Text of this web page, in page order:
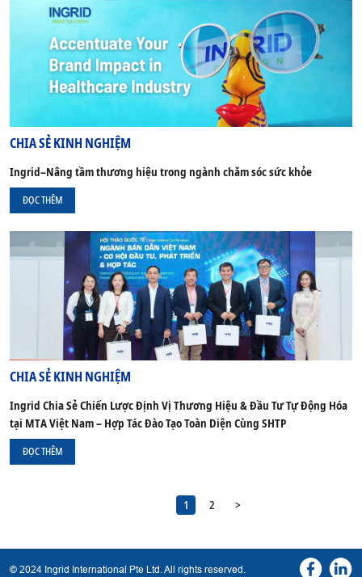
CHIA SẺ KINH NGHIỆM
Ingrid–Nâng tầm thương hiệu trong ngành chăm sóc sức khỏe
ĐỌC THÊM
CHIA SẺ KINH NGHIỆM
Ingrid Chia Sẻ Chiến Lược Định Vị Thương Hiệu & Đầu Tư Tự Động Hóa
tại MTA Việt Nam – Hợp Tác Đào Tạo Toàn Diện Cùng SHTP
ĐỌC THÊM
1 2 >
© 2024 Ingrid International Pte Ltd. All rights reserved.